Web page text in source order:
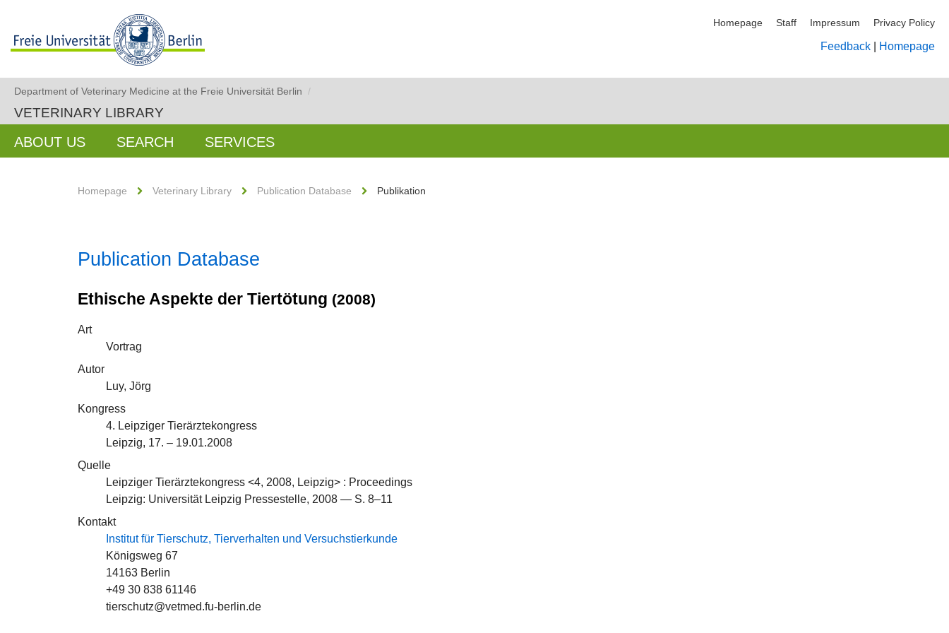
Homepage Staff Impressum Privacy Policy
Feedback Homepage
Department of Veterinary Medicine at the Freie Universität Berlin /
VETERINARY LIBRARY
ABOUT US SEARCH SERVICES
Homepage Veterinary Library Publication Database Publikation
Publication Database
Ethische Aspekte der Tiertötung (2008)
Art
Vortrag
Autor
Luy, Jörg
Kongress
4. Leipziger Tierärztekongress
Leipzig, 17. – 19.01.2008
Quelle
Leipziger Tierärztekongress <4, 2008, Leipzig> : Proceedings
Leipzig: Universität Leipzig Pressestelle, 2008 — S. 8–11
Kontakt
Institut für Tierschutz, Tierverhalten und Versuchstierkunde
Königsweg 67
14163 Berlin
+49 30 838 61146
tierschutz@vetmed.fu-berlin.de